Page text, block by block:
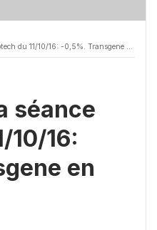
du 11/10/16: -0,5%. Transgene en vedette
séance
10/16:
en